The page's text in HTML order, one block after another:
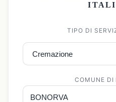
TIPO DI
COMUNE DI